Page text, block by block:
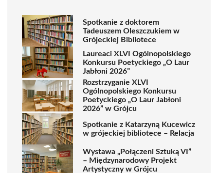
Spotkanie z doktorem
Tadeuszem Oleszczukiem w
Grójeckiej Bibliotece
Laureaci XLVI Ogólnopolskiego
Konkursu Poetyckiego „O Laur
Jabłoni 2026”
Rozstrzyganie XLVI
Ogólnopolskiego Konkursu
Poetyckiego „O Laur Jabłoni
2026” w Grójcu
Spotkanie z Katarzyną Kucewicz
w grójeckiej bibliotece – Relacja
Wystawa „Połączeni Sztuką VI”
– Międzynarodowy Projekt
Artystyczny w Grójcu